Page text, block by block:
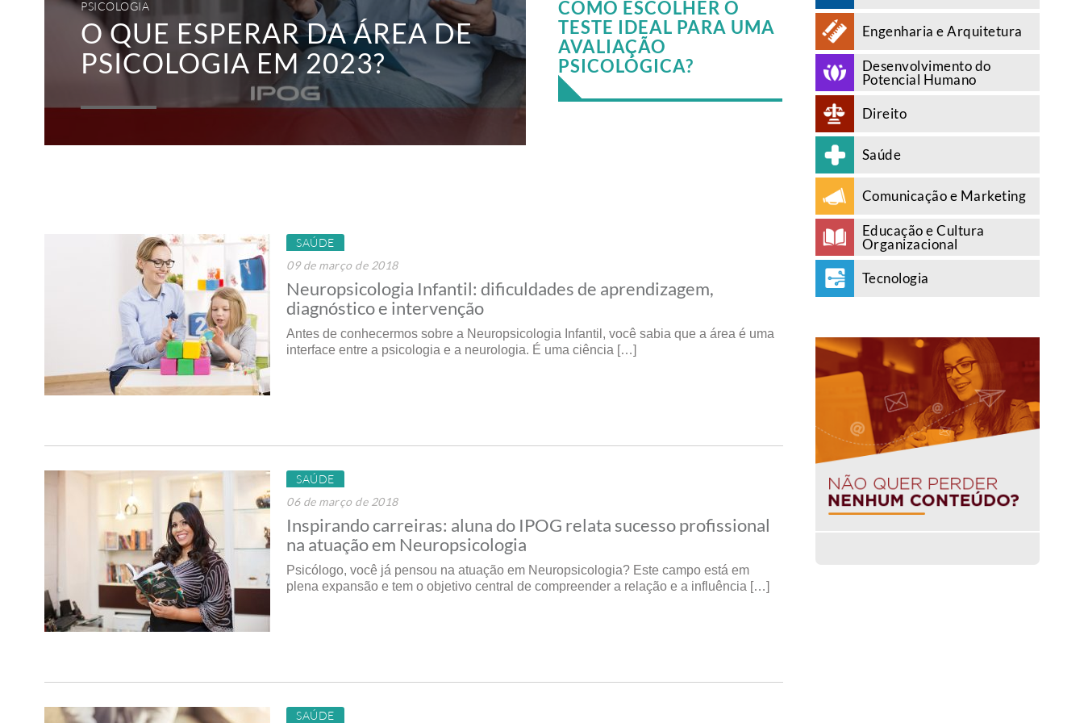
PSICOLOGIA
O QUE ESPERAR DA ÁREA DE
PSICOLOGIA EM 2023?
COMO ESCOLHER O
TESTE IDEAL PARA UMA
AVALIAÇÃO
PSICOLÓGICA?
SAÚDE
09 de março de 2018
Neuropsicologia Infantil: dificuldades de aprendizagem,
diagnóstico e intervenção
Antes de conhecermos sobre a Neuropsicologia Infantil, você sabia que a área é uma
interface entre a psicologia e a neurologia. É uma ciência […]
SAÚDE
06 de março de 2018
Inspirando carreiras: aluna do IPOG relata sucesso profissional
na atuação em Neuropsicologia
Psicólogo, você já pensou na atuação em Neuropsicologia? Este campo está em
plena expansão e tem o objetivo central de compreender a relação e a influência […]
SAÚDE
Engenharia e Arquitetura
Desenvolvimento do
Potencial Humano
Direito
Saúde
Comunicação e Marketing
Educação e Cultura
Organizacional
Tecnologia